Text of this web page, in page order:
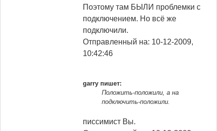
Поэтому там БЫЛИ проблемки с
подключением. Но всё же
подключили.
Отправленный на: 10-12-2009,
10:42:46
garry пишет:
Положить-положили, а на
подключить-положили.
писсимист Вы.